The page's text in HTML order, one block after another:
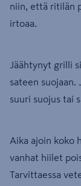
niin, että ritilän
irtoaa.
Jäähtynyt grilli
sateen
suuri suojus tai
Aika ajoin koko
vanhat hiilet
Tarvittaessa